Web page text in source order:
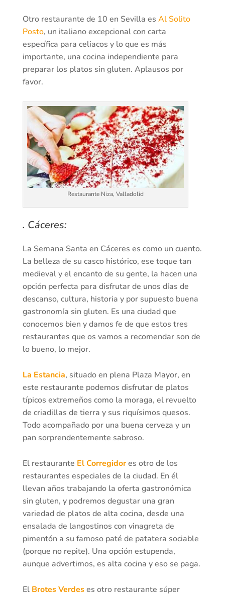
Otro restaurante de 10 en Sevilla es Al Solito
Posto, un italiano excepcional con carta
específica para celiacos y lo que es más
importante, una cocina independiente para
preparar los platos sin gluten. Aplausos por
favor.
Restaurante Niza, Valladolid
. Cáceres:
La Semana Santa en Cáceres es como un cuento.
La belleza de su casco histórico, ese toque tan
medieval y el encanto de su gente, la hacen una
opción perfecta para disfrutar de unos días de
descanso, cultura, historia y por supuesto buena
gastronomía sin gluten. Es una ciudad que
conocemos bien y damos fe de que estos tres
restaurantes que os vamos a recomendar son de
lo bueno, lo mejor.
La Estancia, situado en plena Plaza Mayor, en
este restaurante podemos disfrutar de platos
típicos extremeños como la moraga, el revuelto
de criadillas de tierra y sus riquísimos quesos.
Todo acompañado por una buena cerveza y un
pan sorprendentemente sabroso.
El restaurante El Corregidores otro de los
restaurantes especiales de la ciudad. En él
llevan años trabajando la oferta gastronómica
sin gluten, y podremos degustar una gran
variedad de platos de alta cocina, desde una
ensalada de langostinos con vinagreta de
pimentón a su famoso paté de patatera sociable
(porque no repite). Una opción estupenda,
aunque advertimos, es alta cocina y eso se paga.
El Brotes Verdeses otro restaurante súper